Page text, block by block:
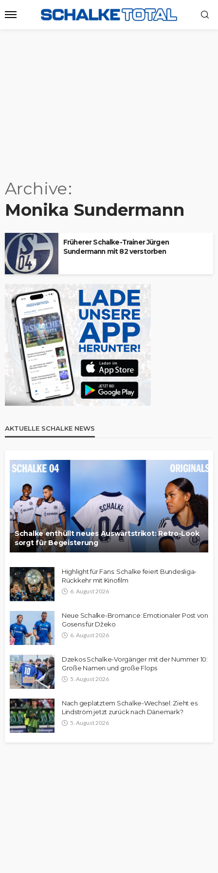
Archive
Monika Sundermann
Früherer Schalke-Trainer Jürgen
Sundermann mit 82 verstorben
AKTUELLE SCHALKE NEWS
Schalke enthüllt neues Auswärtstrikot: Retro-Look
sorgt für Begeisterung
Highlight für Fans: Schalke feiert Bundesliga-
Rückkehr mit Kinofilm
6. August 2026
Neue Schalke-Bromance: Emotionaler Post von
Gosens für Džeko
6. August 2026
Dzekos Schalke-Vorgänger mit der Nummer 10:
Große Namen und große Flops
5. August 2026
Nach geplatztem Schalke-Wechsel: Zieht es
Lindström jetzt zurück nach Dänemark?
5. August 2026